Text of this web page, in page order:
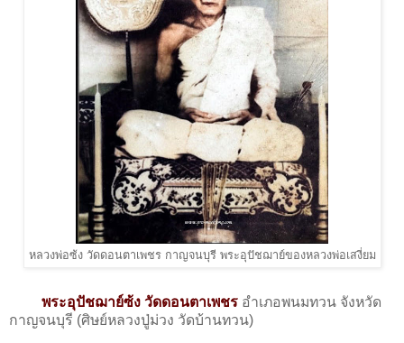
หลวงพ่อซ้ง วัดดอนตาเพชร กาญจนบุรี พระอุปัชฌาย์ของหลวงพ่อเสงี่ยม
พระอุปัชฌาย์ซ้ง วัดดอนตาเพชร อำเภอพนมทวน จังหวัด
กาญจนบุรี (ศิษย์หลวงปู่ม่วง วัดบ้านทวน)